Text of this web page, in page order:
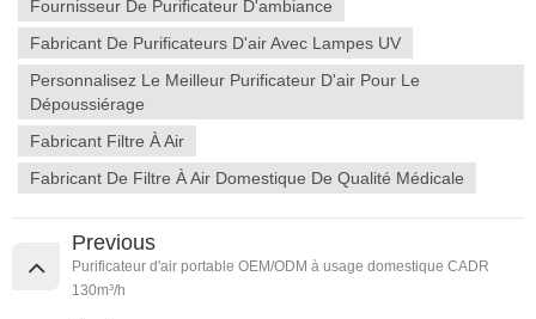
Fournisseur De Purificateur D'ambiance
Fabricant De Purificateurs D'air Avec Lampes UV
Personnalisez Le Meilleur Purificateur D'air Pour Le
Dépoussiérage
Fabricant Filtre À Air
Fabricant De Filtre À Air Domestique De Qualité Médicale
Previous
Purificateur d'air portable OEM/ODM à usage domestique CADR
130m³/h